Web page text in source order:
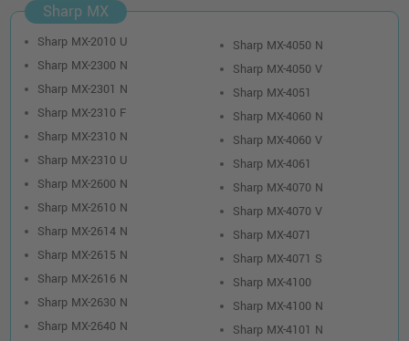
Sharp MX
Sharp MX-2010 U
Sharp MX-2300 N
Sharp MX-2301 N
Sharp MX-2310 F
Sharp MX-2310 N
Sharp MX-2310 U
Sharp MX-2600 N
Sharp MX-2610 N
Sharp MX-2614 N
Sharp MX-2615 N
Sharp MX-2616 N
Sharp MX-2630 N
Sharp MX-2640 N
Sharp MX-4050 N
Sharp MX-4050 V
Sharp MX-4051
Sharp MX-4060 N
Sharp MX-4060 V
Sharp MX-4061
Sharp MX-4070 N
Sharp MX-4070 V
Sharp MX-4071
Sharp MX-4071 S
Sharp MX-4100
Sharp MX-4100 N
Sharp MX-4101 N